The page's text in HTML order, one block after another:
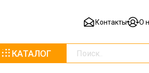
Контакты О
КАТАЛОГ